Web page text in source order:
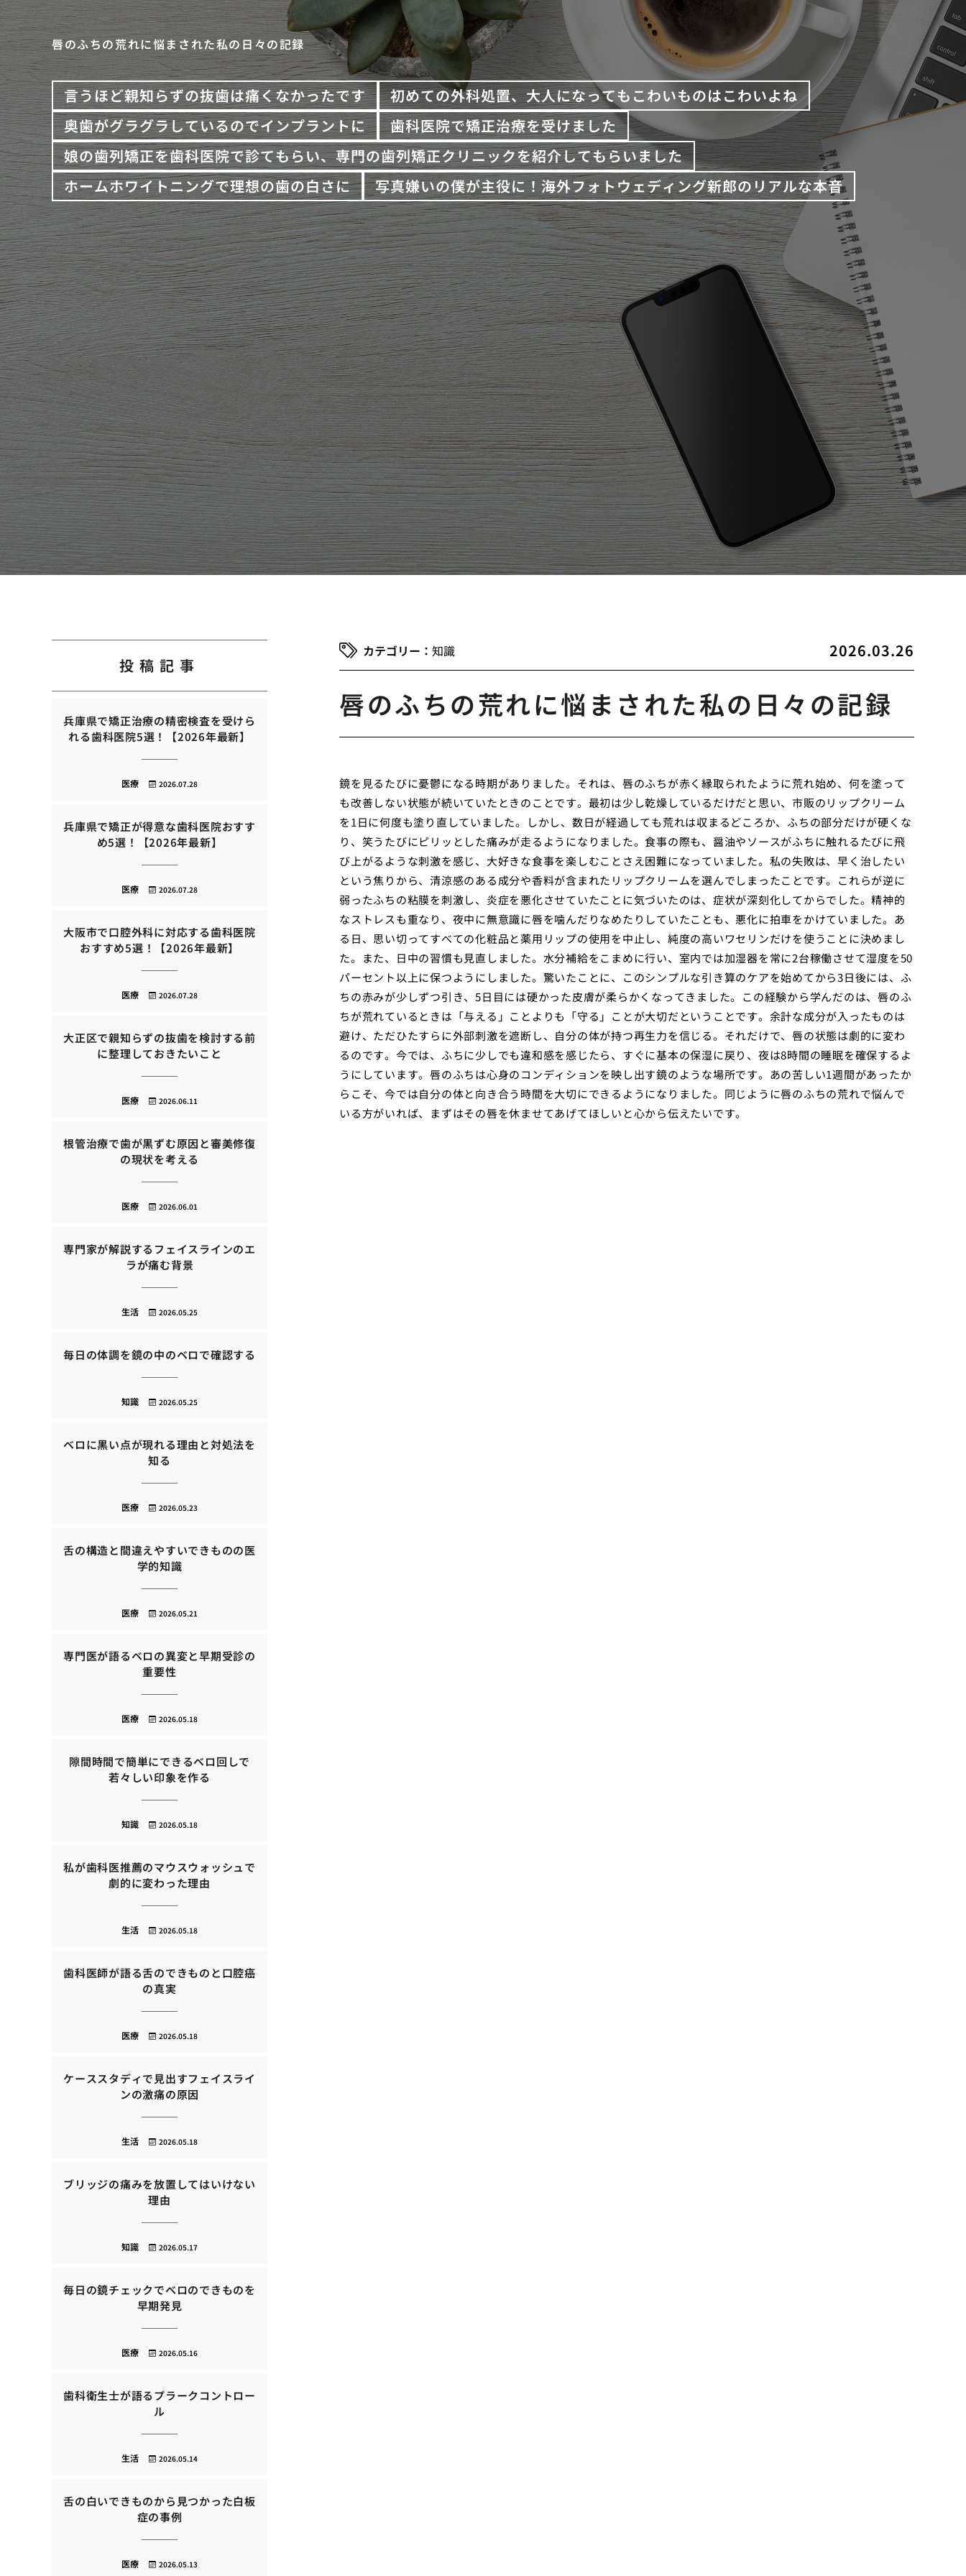
唇のふちの荒れに悩まされた私の日々の記録
言うほど親知らずの抜歯は痛くなかったです
初めての外科処置、大人になってもこわいものはこわいよね
奥歯がグラグラしているのでインプラントに
歯科医院で矯正治療を受けました
娘の歯列矯正を歯科医院で診てもらい、専門の歯列矯正クリニックを紹介してもらいました
ホームホワイトニングで理想の歯の白さに
写真嫌いの僕が主役に！海外フォトウェディング新郎のリアルな本音
2026.03.26
知識
唇のふちの荒れに悩まされた私の日々の記録
鏡を見るたびに憂鬱になる時期がありました。それは、唇のふちが赤く縁取られたように荒れ始め、何を塗って
も改善しない状態が続いていたときのことです。最初は少し乾燥しているだけだと思い、市販のリップクリーム
を1日に何度も塗り直していました。しかし、数日が経過しても荒れは収まるどころか、ふちの部分だけが硬くな
り、笑うたびにピリッとした痛みが走るようになりました。食事の際も、醤油やソースがふちに触れるたびに飛
び上がるような刺激を感じ、大好きな食事を楽しむことさえ困難になっていました。私の失敗は、早く治したい
という焦りから、清涼感のある成分や香料が含まれたリップクリームを選んでしまったことです。これらが逆に
弱ったふちの粘膜を刺激し、炎症を悪化させていたことに気づいたのは、症状が深刻化してからでした。精神的
なストレスも重なり、夜中に無意識に唇を噛んだりなめたりしていたことも、悪化に拍車をかけていました。あ
る日、思い切ってすべての化粧品と薬用リップの使用を中止し、純度の高いワセリンだけを使うことに決めまし
た。また、日中の習慣も見直しました。水分補給をこまめに行い、室内では加湿器を常に2台稼働させて湿度を50
パーセント以上に保つようにしました。驚いたことに、このシンプルな引き算のケアを始めてから3日後には、ふ
ちの赤みが少しずつ引き、5日目には硬かった皮膚が柔らかくなってきました。この経験から学んだのは、唇のふ
ちが荒れているときは「与える」ことよりも「守る」ことが大切だということです。余計な成分が入ったものは
避け、ただひたすらに外部刺激を遮断し、自分の体が持つ再生力を信じる。それだけで、唇の状態は劇的に変わ
るのです。今では、ふちに少しでも違和感を感じたら、すぐに基本の保湿に戻り、夜は8時間の睡眠を確保するよ
うにしています。唇のふちは心身のコンディションを映し出す鏡のような場所です。あの苦しい1週間があったか
らこそ、今では自分の体と向き合う時間を大切にできるようになりました。同じように唇のふちの荒れで悩んで
いる方がいれば、まずはその唇を休ませてあげてほしいと心から伝えたいです。
投稿記事
兵庫県で矯正治療の精密検査を受けら
れる歯科医院5選！【2026年最新】
2026.07.28
医療
兵庫県で矯正が得意な歯科医院おすす
め5選！【2026年最新】
2026.07.28
医療
大阪市で口腔外科に対応する歯科医院
おすすめ5選！【2026年最新】
2026.07.28
医療
大正区で親知らずの抜歯を検討する前
に整理しておきたいこと
2026.06.11
医療
根管治療で歯が黒ずむ原因と審美修復
の現状を考える
2026.06.01
医療
専門家が解説するフェイスラインのエ
ラが痛む背景
2026.05.25
生活
毎日の体調を鏡の中のベロで確認する
2026.05.25
知識
ベロに黒い点が現れる理由と対処法を
知る
2026.05.23
医療
舌の構造と間違えやすいできものの医
学的知識
2026.05.21
医療
専門医が語るベロの異変と早期受診の
重要性
2026.05.18
医療
隙間時間で簡単にできるベロ回しで
若々しい印象を作る
2026.05.18
知識
私が歯科医推薦のマウスウォッシュで
劇的に変わった理由
2026.05.18
生活
歯科医師が語る舌のできものと口腔癌
の真実
2026.05.18
医療
ケーススタディで見出すフェイスライ
ンの激痛の原因
2026.05.18
生活
ブリッジの痛みを放置してはいけない
理由
2026.05.17
知識
毎日の鏡チェックでベロのできものを
早期発見
2026.05.16
医療
歯科衛生士が語るプラークコントロー
ル
2026.05.14
生活
舌の白いできものから見つかった白板
症の事例
2026.05.13
医療